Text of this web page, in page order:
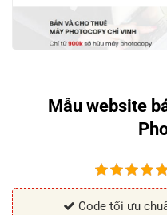
Mẫu website
Code tối ưu